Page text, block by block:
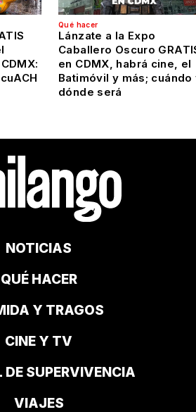
Qué hacer
Lánzate a la Expo
Caballero Oscuro
en CDMX, habrá cine, el
Batimóvil y más; cuándo
dónde será
NOTICIAS
QUÉ HACER
Y TRAGOS
CINE Y TV
SUPERVIVENCIA
VIAJES